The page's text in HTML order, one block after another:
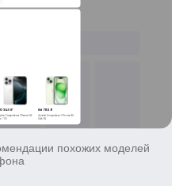
похожих моделей